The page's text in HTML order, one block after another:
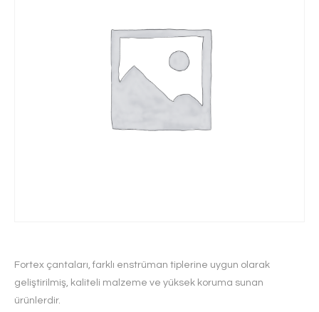
Fortex çantaları, farklı enstrüman tiplerine uygun olarak
geliştirilmiş, kaliteli malzeme ve yüksek koruma sunan
ürünlerdir.